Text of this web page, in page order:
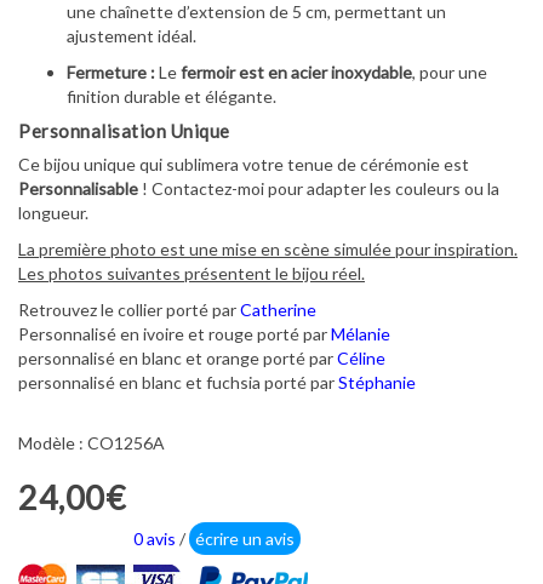
une chaînette d’extension de 5 cm, permettant un
ajustement idéal.
Fermeture :Lefermoir est en acier inoxydable, pour une
finition durable et élégante.
Personnalisation Unique
Ce bijou unique qui sublimera votre tenue de cérémonie est
Personnalisable ! Contactez-moi pour adapter les couleurs ou la
longueur.
La première photo est une mise en scène simulée pour inspiration.
Les photos suivantes présentent le bijou réel.
Retrouvez le collier porté parCatherine
Personnalisé en ivoire et rouge porté parMélanie
personnalisé en blanc et orange porté parCéline
personnalisé en blanc et fuchsia porté parStéphanie
Modèle : CO1256A
24,00€
0 avis / écrire un avis